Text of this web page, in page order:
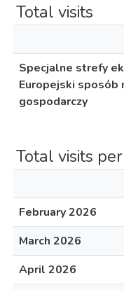
Total visits
Specjalne strefy
Europejski sposób
gospodarczy
Total visits
February 2026
March 2026
April 2026